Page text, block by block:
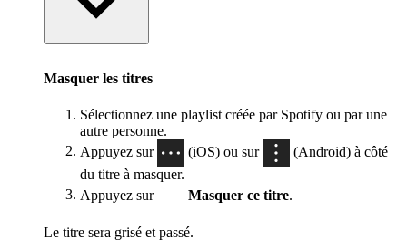
Masquer les titres
Sélectionnez une playlist créée par Spotify ou par une
autre personne.
Appuyez sur
(iOS) ou sur
(Android) à côté
du titre à masquer.
Appuyez sur
Masquer ce titre
Le titre sera grisé et passé.